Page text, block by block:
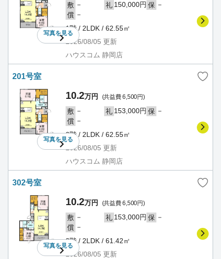
写真を見る
敷 － 礼 150,000円 保 －
償 －
1階 / 2LDK / 62.55㎡
2026/08/05 更新
ハウスコム 静岡店
201号室
写真を見る
10.2万円 (共益費 6,500円)
敷 － 礼 153,000円 保 －
償 －
2階 / 2LDK / 62.55㎡
2026/08/05 更新
ハウスコム 静岡店
302号室
写真を見る
10.2万円 (共益費 6,500円)
敷 － 礼 153,000円 保 －
償 －
3階 / 2LDK / 61.42㎡
2026/08/05 更新